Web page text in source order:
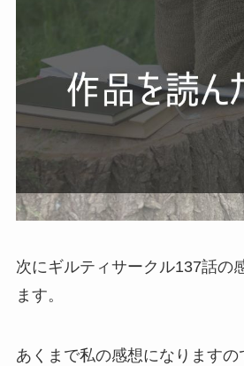
次にギルティサークル137話の
ます。
あくまで私の感想になります